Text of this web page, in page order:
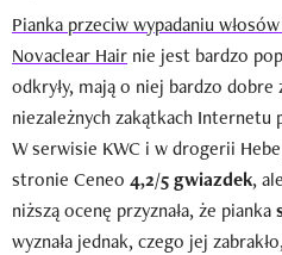
Pianka przeciw wypadaniu
Novaclear Hair nie jest bardzo
odkryły, mają o niej bardzo dobre
niezależnych zakątkach Internetu
W serwisie KWC i w drogerii
stronie Ceneo 4,2/5 gwiazdek,
niższą ocenę przyznała, że pianka
wyznała jednak, czego jej